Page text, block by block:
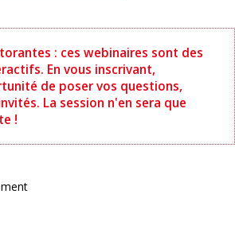
: ces webinaires sont des
En vous inscrivant,
de poser vos questions,
La session n'en sera que
!